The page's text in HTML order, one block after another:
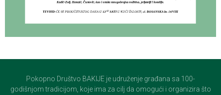
Pokopno Društvo BAKIJE je udruženje građana sa 100-
godišnjom tradicijom, koje ima za cilj da omogući i organizira što